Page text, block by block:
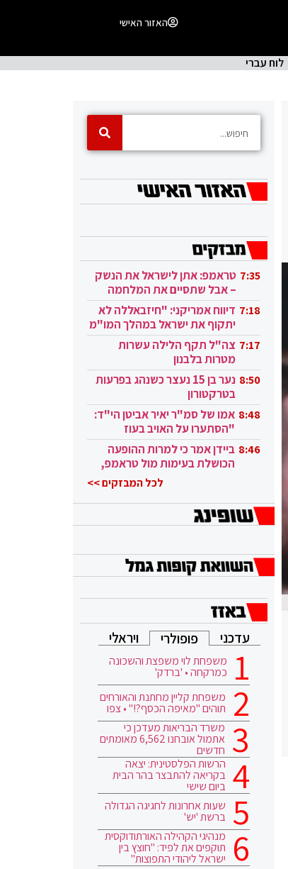
האזור האישי
לוח עברי
7:35 טראמפ: אתן לישראל את הנשק
– אבל שתסיים את המלחמה
בעזה 7:18 דיווח אמריקני: "חיזבאללה לא
יתקוף את ישראל במהלך המו"מ
בקטאר" 7:17 צה"ל תקף הלילה עשרות
מטרות בלבנון
8:50
נער בן 15 נעצר כשנהג בפרעות
בטרקטורון
8:48 אמו של סמ"ר יאיר אביטן הי"ד:
"הסתערו על האויב בעוז
ובגבורה" 8:46 ביידן אמר כי למרות ההופעה
הכושלת בעימות מול טראמפ,
לכל המבזקים >>
עדכני פופולרי ויראלי
משפחת לוי משפצת והשכונה
כמרקחה • 'ברדק'
משפחת קליין מחתנת והאורחים
תוהים "מאיפה הכסף?!" • צפו
משרד הבריאות מעדכן כי
אתמול אובחנו 6,562 מאומתים
חדשים
הרשות הפלסטינית: יצאה
בקריאה להתבצר בהר הבית
ביום שישי
שעות אחרונות לחגיגה הגדולה
ברשת 'יש'
מנהיגי הקהילה האורתודוקסית
תוקפים את לפיד: "חוצץ בין
ישראל ליהודי התפוצות"